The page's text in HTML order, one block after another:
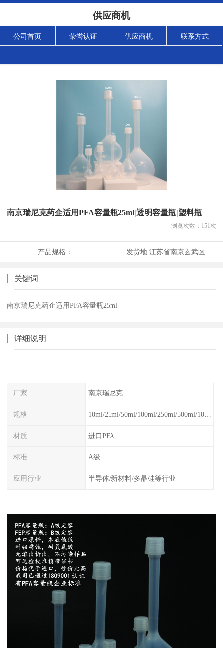
供应商机
公司首页 荣誉认证 供应商机 联系方式
南京瑞尼克药企适用PFA容量瓶25ml|透明容量瓶|塑料瓶
浏览次数： 151次
产品规格： 发货地:江苏省南京玄武区
关键词
南京瑞尼克药企适用PFA容量瓶25ml
详细说明
厂家 南京瑞尼克
规格 10ml/25ml/50ml/100ml/250ml/500ml/1000ml
材质 进口PFA
标准 A级
应用行业 半导体/新材料/多晶硅等行业